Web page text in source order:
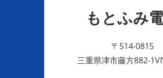
もとふみ
〒514-0815
三重県津市藤方882-